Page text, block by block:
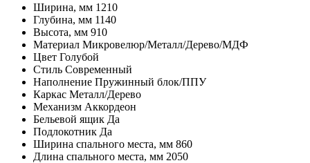
Ширина, мм 1210
Глубина, мм 1140
Высота, мм 910
Материал Микровелюр/Металл/Дерево/МДФ
Цвет Голубой
Стиль Современный
Наполнение Пружинный блок/ППУ
Каркас Металл/Дерево
Механизм Аккордеон
Бельевой ящик Да
Подлокотник Да
Ширина спального места, мм 860
Длина спального места, мм 2050